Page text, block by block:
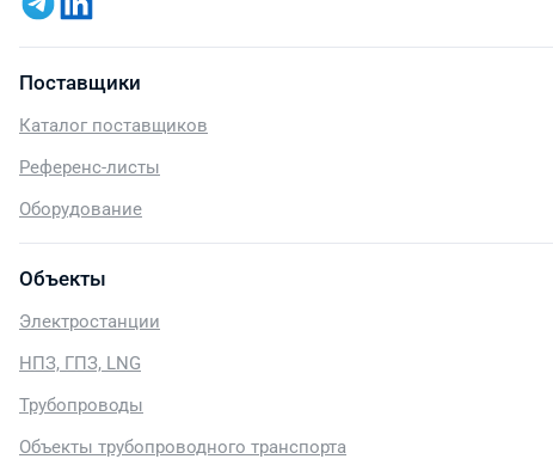
Поставщики
Каталог поставщиков
Референс-листы
Оборудование
Объекты
Электростанции
НПЗ, ГПЗ, LNG
Трубопроводы
Объекты трубопроводного транспорта